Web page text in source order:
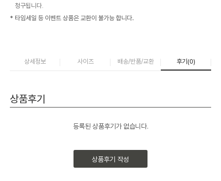
청구됩니다.
* 타임세일 등 이벤트 상품은 교환이 불가능 합니다.
상세정보 사이즈 배송/반품/교환 후기(0)
상품후기
등록된 상품후기가 없습니다.
상품후기 작성